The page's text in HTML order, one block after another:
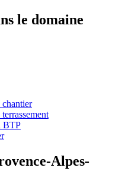
le domaine
BTP
Alpes-